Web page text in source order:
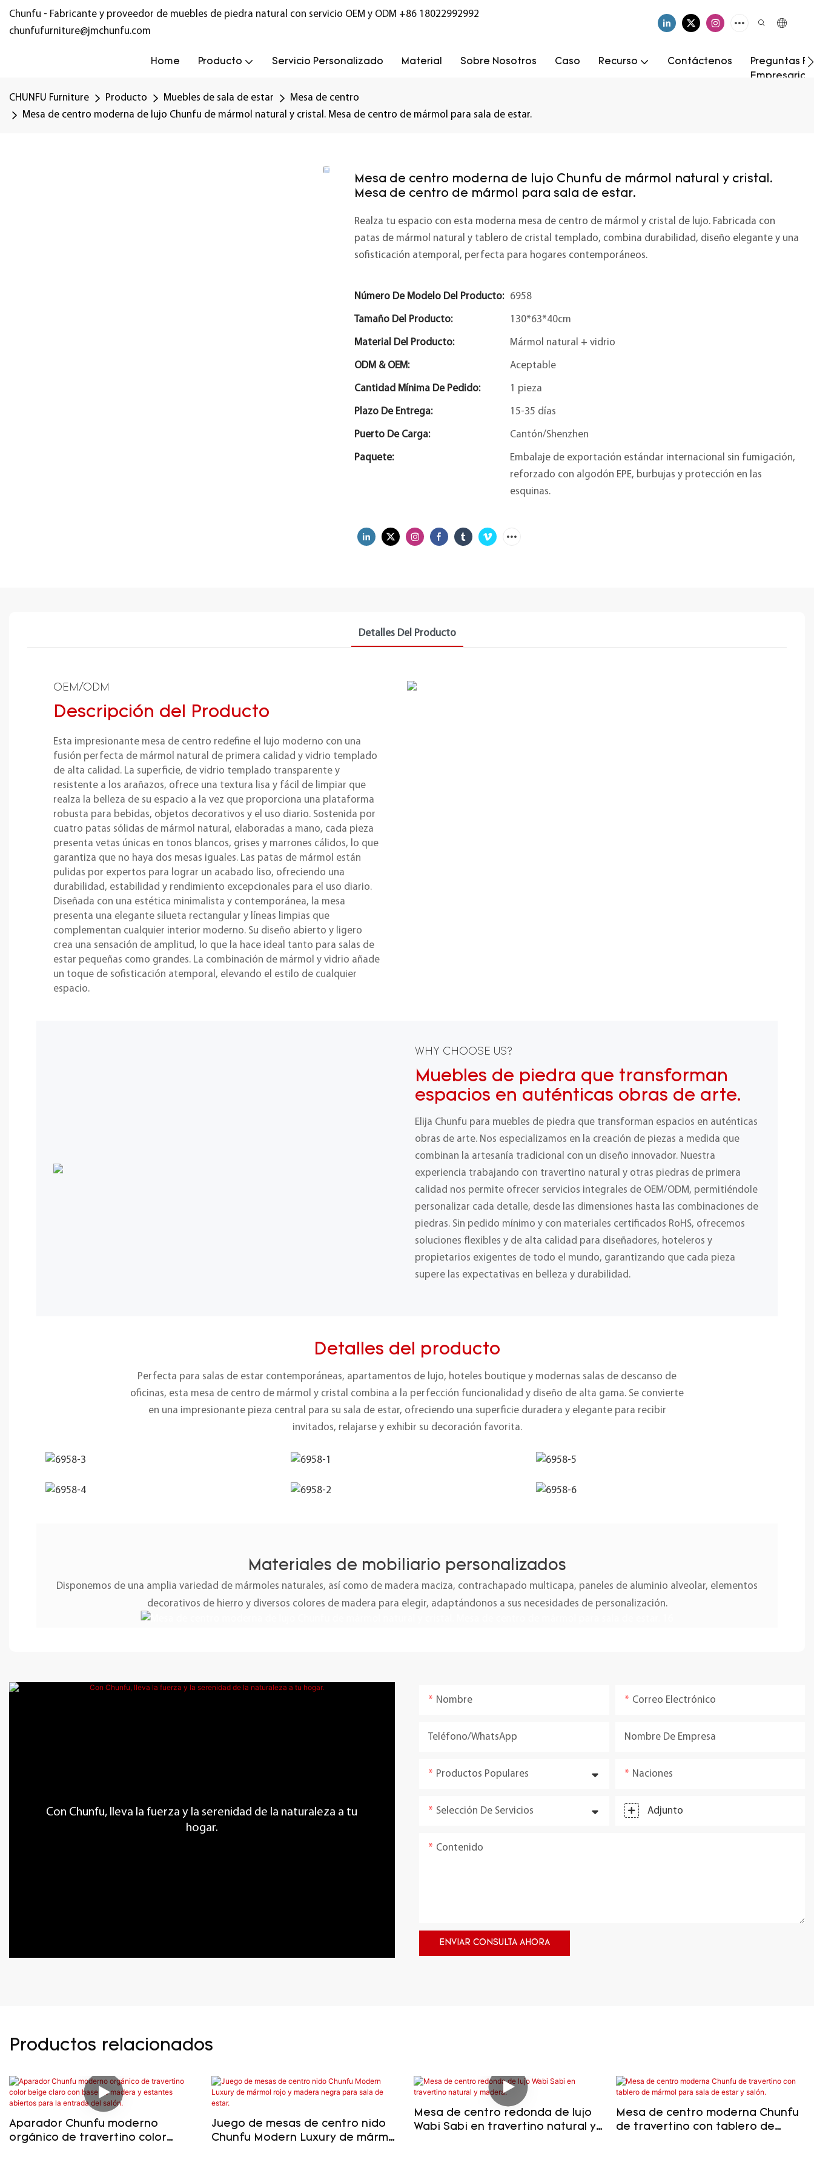
Chunfu - Fabricante y proveedor de muebles de piedra natural con servicio OEM y ODM +86 18022992992
chunfufurniture@jmchunfu.com
Home Producto Servicio Personalizado Material Sobre Nosotros Caso Recurso Contáctenos
Preguntas
CHUNFU Furniture Producto Muebles de sala de estar
Mesa de centro
Mesa de centro moderna de lujo Chunfu de mármol natural y cristal. Mesa de centro de mármol para sala de estar.
Mesa de centro moderna de lujo Chunfu de mármol natural y cristal.
Mesa de centro de mármol para sala de estar.
Realza tu espacio con esta moderna mesa de centro de mármol y cristal de lujo. Fabricada con
patas de mármol natural y tablero de cristal templado, combina durabilidad, diseño elegante y una
sofisticación atemporal, perfecta para hogares contemporáneos.
Número De Modelo Del Producto: 6958
Tamaño Del Producto: 130*63*40cm
Material Del Producto: Mármol natural + vidrio
ODM & OEM: Aceptable
Cantidad Mínima De Pedido: 1 pieza
Plazo De Entrega: 15-35 días
Puerto De Carga: Cantón/Shenzhen
Paquete:
Embalaje de exportación estándar internacional sin fumigación,
reforzado con algodón EPE, burbujas y protección en las
esquinas.
Detalles Del Producto
OEM/ODM
Descripción del Producto
Esta impresionante mesa de centro redefine el lujo moderno con una
fusión perfecta de mármol natural de primera calidad y vidrio templado
de alta calidad. La superficie, de vidrio templado transparente y
resistente a los arañazos, ofrece una textura lisa y fácil de limpiar que
realza la belleza de su espacio a la vez que proporciona una plataforma
robusta para bebidas, objetos decorativos y el uso diario. Sostenida por
cuatro patas sólidas de mármol natural, elaboradas a mano, cada pieza
presenta vetas únicas en tonos blancos, grises y marrones cálidos, lo que
garantiza que no haya dos mesas iguales. Las patas de mármol están
pulidas por expertos para lograr un acabado liso, ofreciendo una
durabilidad, estabilidad y rendimiento excepcionales para el uso diario.
Diseñada con una estética minimalista y contemporánea, la mesa
presenta una elegante silueta rectangular y líneas limpias que
complementan cualquier interior moderno. Su diseño abierto y ligero
crea una sensación de amplitud, lo que la hace ideal tanto para salas de
estar pequeñas como grandes. La combinación de mármol y vidrio añade
un toque de sofisticación atemporal, elevando el estilo de cualquier
espacio.
WHY CHOOSE US?
Muebles de piedra que transforman
espacios en auténticas obras de arte.
Elija Chunfu para muebles de piedra que transforman espacios en auténticas
obras de arte. Nos especializamos en la creación de piezas a medida que
combinan la artesanía tradicional con un diseño innovador. Nuestra
experiencia trabajando con travertino natural y otras piedras de primera
calidad nos permite ofrecer servicios integrales de OEM/ODM, permitiéndole
personalizar cada detalle, desde las dimensiones hasta las combinaciones de
piedras. Sin pedido mínimo y con materiales certificados RoHS, ofrecemos
soluciones flexibles y de alta calidad para diseñadores, hoteleros y
propietarios exigentes de todo el mundo, garantizando que cada pieza
supere las expectativas en belleza y durabilidad.
Detalles del producto
Perfecta para salas de estar contemporáneas, apartamentos de lujo, hoteles boutique y modernas salas de descanso de
oficinas, esta mesa de centro de mármol y cristal combina a la perfección funcionalidad y diseño de alta gama. Se convierte
en una impresionante pieza central para su sala de estar, ofreciendo una superficie duradera y elegante para recibir
invitados, relajarse y exhibir su decoración favorita.
Materiales de mobiliario personalizados
Disponemos de una amplia variedad de mármoles naturales, así como de madera maciza, contrachapado multicapa, paneles de aluminio alveolar, elementos
decorativos de hierro y diversos colores de madera para elegir, adaptándonos a sus necesidades de personalización.
Con Chunfu, lleva la fuerza y ​​la serenidad de la naturaleza a tu
hogar.
Nombre Correo Electrónico
Teléfono/WhatsApp Nombre De Empresa
Productos Populares Naciones
Selección De Servicios Adjunto
Contenido
ENVIAR CONSULTA AHORA
Productos relacionados
Aparador Chunfu moderno
orgánico de travertino color
Juego de mesas de centro nido
Chunfu Modern Luxury de mármol
Mesa de centro redonda de lujo
Wabi Sabi en travertino natural y
Mesa de centro moderna Chunfu
de travertino con tablero de